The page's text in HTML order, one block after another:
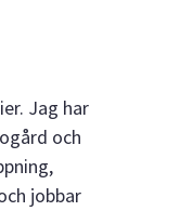
Jag har
och
jobbar